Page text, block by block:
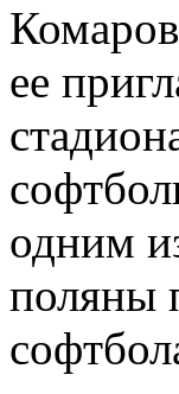
ее
одним
поляны